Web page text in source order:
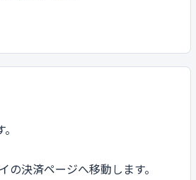
の決済ページへ移動します。